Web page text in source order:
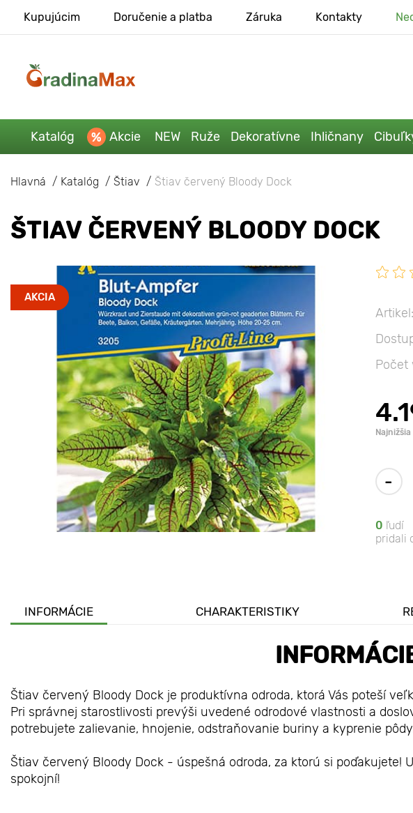
Kupujúcim Doručenie a platba Záruka Kontakty
Katalóg Akcie NEW Ruže Dekoratívne Ihličnany
Hlavná Katalóg Štiav Štiav červený Bloody Dock
ŠTIAV ČERVENÝ BLOODY DOCK
AKCIA
Artikel:
Počet
-
0 ľudí
pridali
INFORMÁCIE CHARAKTERISTIKY
Štiav červený Bloody Dock je produktívna odroda, ktorá Vás poteší
Pri správnej starostlivosti prevýši uvedené odrodové vlastnosti a
potrebujete zalievanie, hnojenie, odstraňovanie buriny a kyprenie
Štiav červený Bloody Dock - úspešná odroda, za ktorú si poďakujete!
spokojní!